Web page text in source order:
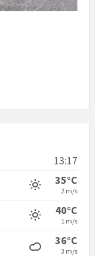
13:17
35°C
2 m/s
40°C
1 m/s
36°C
3 m/s